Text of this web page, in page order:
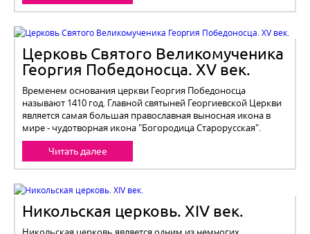
Церковь Святого Великомученика
Георгия Победоносца. XV век.
Временем основания церкви Георгия Победоносца
называют 1410 год. Главной святыней Георгиевской Церкви
является самая большая православная выносная икона в
мире - чудотворная икона "Богородица Старорусская".
Читать далее
Никольская церковь. XIV век.